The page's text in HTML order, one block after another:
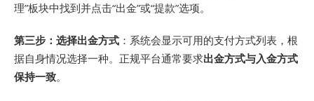
理”板块中找到并点击“出金”或“提款”选项。
第三步：选择出金方式 ：系统会显示可用的支付方式列表，根
据自身情况选择一种。正规平台通常要求出金方式与入金方式
保持一致。